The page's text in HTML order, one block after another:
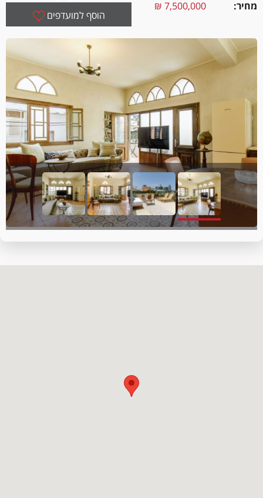
מחיר
7,500,000 ₪
הוסף למועדפים